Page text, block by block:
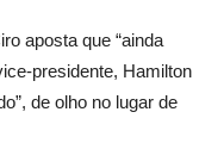
aposta que “ainda
presidente, Hamilton
de olho no lugar de